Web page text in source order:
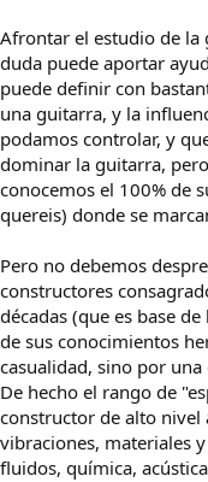
Afrontar el estudio de
duda puede aportar
puede definir con
una guitarra, y la
podamos controlar, y
dominar la guitarra,
conocemos el 100% de
quereis) donde se
Pero no debemos
constructores
décadas (que es base
de sus conocimientos
casualidad, sino por
De hecho el rango de
constructor de alto nivel
vibraciones, materiales
fluidos, química,